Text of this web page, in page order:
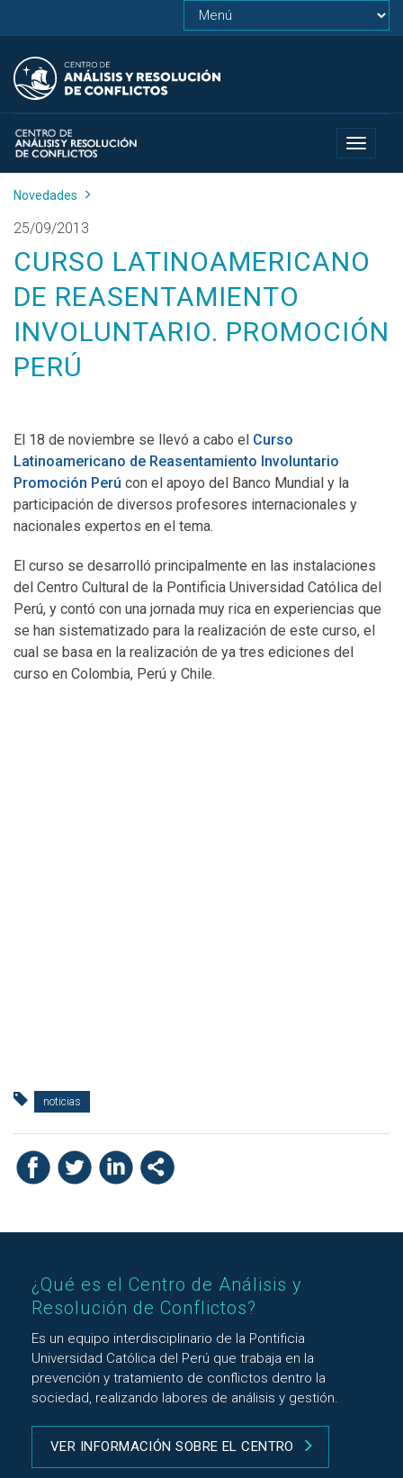
Toggle
Novedades
25/09/2013
CURSO LATINOAMERICANO
DE REASENTAMIENTO
INVOLUNTARIO. PROMOCIÓN
PERÚ
El 18 de noviembre se llevó a cabo el Curso
Latinoamericano de Reasentamiento Involuntario
Promoción Perú con el apoyo del Banco Mundial y la
participación de diversos profesores internacionales y
nacionales expertos en el tema.
El curso se desarrolló principalmente en las instalaciones
del Centro Cultural de la Pontificia Universidad Católica del
Perú, y contó con una jornada muy rica en experiencias que
se han sistematizado para la realización de este curso, el
cual se basa en la realización de ya tres ediciones del
curso en Colombia, Perú y Chile.
noticias
¿Qué es el Centro de Análisis y
Resolución de Conflictos?
Es un equipo interdisciplinario de la Pontificia
Universidad Católica del Perú que trabaja en la
prevención y tratamiento de conflictos dentro la
sociedad, realizando labores de análisis y gestión.
VER INFORMACIÓN SOBRE EL CENTRO